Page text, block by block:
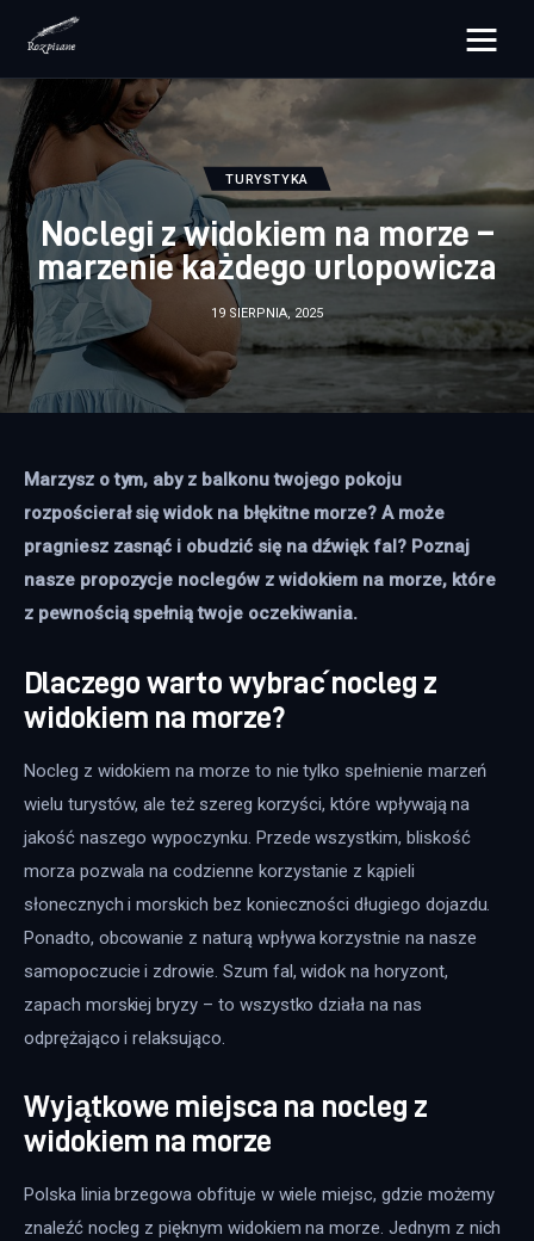
rozpisane.pl
Lifestyle
Zdrowie
Uroda
Dom i ogród
Więcej
TURYSTYKA
Noclegi z widokiem na morze –
marzenie każdego urlopowicza
19 SIERPNIA, 2025
Marzysz o tym, aby z balkonu twojego pokoju
rozpościerał się widok na błękitne morze? A może
pragniesz zasnąć i obudzić się na dźwięk fal? Poznaj
nasze propozycje noclegów z widokiem na morze, które
z pewnością spełnią twoje oczekiwania.
Dlaczego warto wybrać nocleg z
widokiem na morze?
Nocleg z widokiem na morze to nie tylko spełnienie marzeń
wielu turystów, ale też szereg korzyści, które wpływają na
jakość naszego wypoczynku. Przede wszystkim, bliskość
morza pozwala na codzienne korzystanie z kąpieli
słonecznych i morskich bez konieczności długiego dojazdu.
Ponadto, obcowanie z naturą wpływa korzystnie na nasze
samopoczucie i zdrowie. Szum fal, widok na horyzont,
zapach morskiej bryzy – to wszystko działa na nas
odprężająco i relaksująco.
Wyjątkowe miejsca na nocleg z
widokiem na morze
Polska linia brzegowa obfituje w wiele miejsc, gdzie możemy
znaleźć nocleg z pięknym widokiem na morze. Jednym z nich